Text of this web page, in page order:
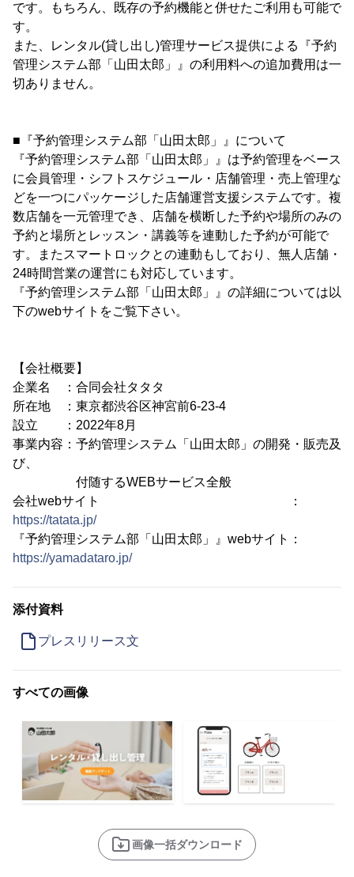
です。もちろん、既存の予約機能と併せたご利用も可能で
す。
また、レンタル(貸し出し)管理サービス提供による『予約
管理システム部「山田太郎」』の利用料への追加費用は一
切ありません。
■『予約管理システム部「山田太郎」』について
『予約管理システム部「山田太郎」』は予約管理をベース
に会員管理・シフトスケジュール・店舗管理・売上管理な
どを一つにパッケージした店舗運営支援システムです。複
数店舗を一元管理でき、店舗を横断した予約や場所のみの
予約と場所とレッスン・講義等を連動した予約が可能で
す。またスマートロックとの連動もしており、無人店舗・
24時間営業の運営にも対応しています。
『予約管理システム部「山田太郎」』の詳細については以
下のwebサイトをご覧下さい。
【会社概要】
企業名 ：合同会社タタタ
所在地 ：東京都渋谷区神宮前6-23-4
設立 ：2022年8月
事業内容：予約管理システム「山田太郎」の開発・販売及
び、
付随するWEBサービス全般
会社webサイト ：
https://tatata.jp/
『予約管理システム部「山田太郎」』webサイト：
https://yamadataro.jp/
添付資料
プレスリリース文
すべての画像
画像一括ダウンロード